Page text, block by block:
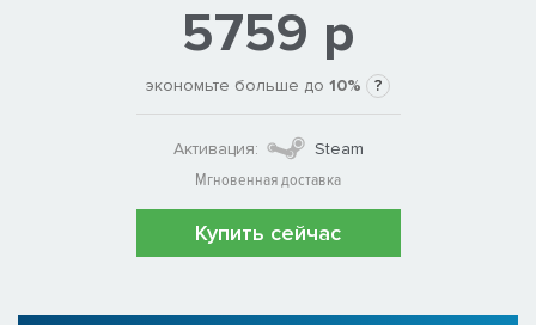
5759 р
экономьте больше до 10% ?
Активация:
Steam
Мгновенная доставка
Купить сейчас